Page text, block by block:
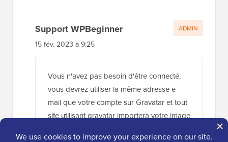
Support WPBeginner
15 fév. 2023 à 9:25
Vous n'avez pas besoin d'être connecté,
vous devrez utiliser la même adresse e-
mail que votre compte sur Gravatar et tout
site utilisant gravatar importera votre image
ADMIN